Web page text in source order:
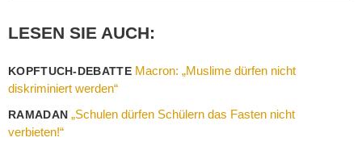
LESEN SIE AUCH:
KOPFTUCH-DEBATTE Macron: „Muslime dürfen nicht
diskriminiert werden“
RAMADAN„Schulen dürfen Schülern das Fasten nicht
verbieten!“